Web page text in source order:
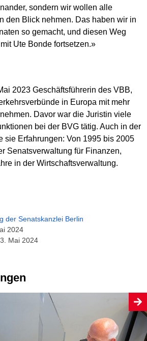
sondern wir wollen alle
den Blick nehmen. Das haben wir in
so gemacht, und diesen Weg
Ute Bonde fortsetzen.»
2023 Geschäftsführerin des VBB,
in Europa mit mehr
Davor war die Juristin viele
bei der BVG tätig. Auch in der
sie Erfahrungen: Von 1995 bis 2005
Senatsverwaltung für Finanzen,
in der Wirtschaftsverwaltung.
der Senatskanzlei Berlin
2024
Mai 2024